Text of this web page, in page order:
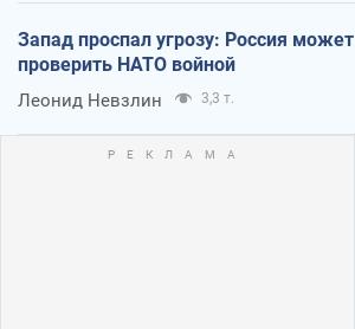
Запад проспал угрозу: Россия может
проверить НАТО войной
Леонид Невзлин 3,3 т.